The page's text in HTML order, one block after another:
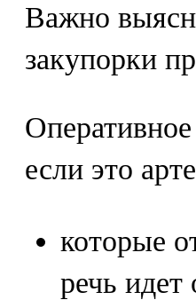
Важно
закупорки
если это
которые
речь